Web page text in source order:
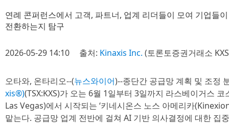
연례 콘퍼런스에서 고객, 파트너, 업계 리더들이 모여 기업들
전환하는지 탐구
2026-05-29 14:10 출처: Kinaxis Inc. (토론토증권거래소
오타와, 온타리오--(뉴스와이어)--종단간 공급망 계획 및 조정
xis®)(TSX:KXS)가 오는 6월 1일부터 3일까지 라스베이거스
Las Vegas)에서 시작되는 ‘키네시온스 노스 아메리카
맡는다. 공급망 업계 전반에 걸쳐 AI 기반 의사결정에 대한 집